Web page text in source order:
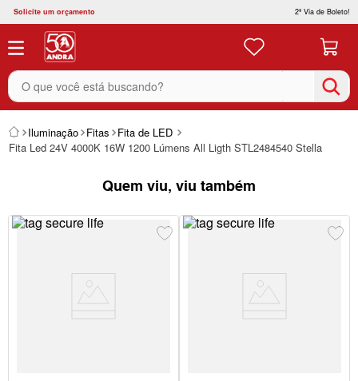
Solicite um orçamento 2ª Via de Boleto!
O que você está buscando?
Iluminação Fitas
Fita de LED
Fita Led 24V 4000K 16W 1200 Lúmens All Ligth STL2484540 Stella
Quem viu, viu também